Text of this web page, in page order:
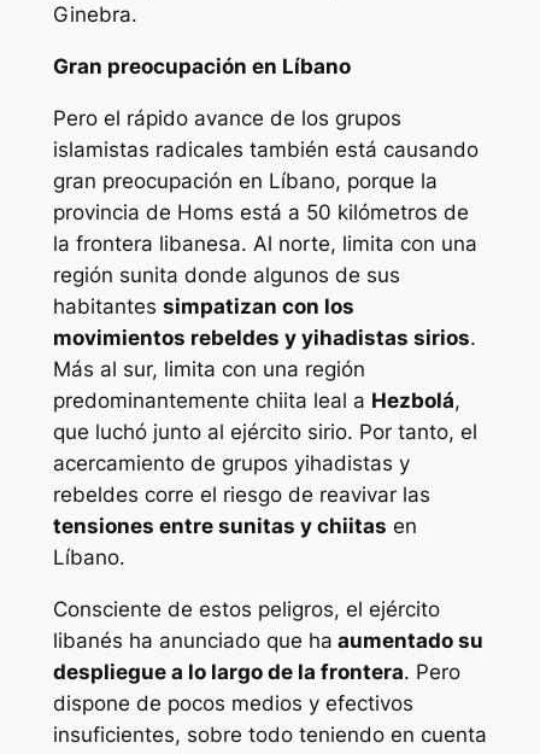
Ginebra.
Gran preocupación en Líbano
Pero el rápido avance de los grupos
islamistas radicales también está causando
gran preocupación en Líbano, porque la
provincia de Homs está a 50 kilómetros de
la frontera libanesa. Al norte, limita con una
región sunita donde algunos de sus
habitantes simpatizan con los
movimientos rebeldes y yihadistas sirios.
Más al sur, limita con una región
predominantemente chiita leal a Hezbolá,
que luchó junto al ejército sirio. Por tanto, el
acercamiento de grupos yihadistas y
rebeldes corre el riesgo de reavivar las
tensiones entre sunitas y chiitas en
Líbano.
Consciente de estos peligros, el ejército
libanés ha anunciado que ha aumentado su
despliegue a lo largo de la frontera. Pero
dispone de pocos medios y efectivos
insuficientes, sobre todo teniendo en cuenta